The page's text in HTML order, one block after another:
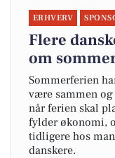
ERHVERV
Flere
om
Sommerferien
være sammen
når ferien skal
fylder økonomi,
tidligere hos
danskere.